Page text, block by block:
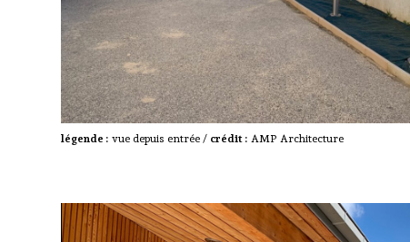
légende : vue depuis entrée / crédit : AMP Architecture